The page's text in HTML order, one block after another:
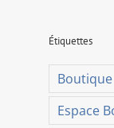
Étiquettes
Boutique
Espace